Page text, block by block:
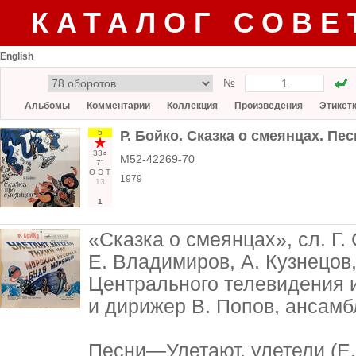
КАТАЛОГ
English
№
Альбомы Комментарии Коллекция Произведения
5
33○
7"
О Э Т
13
1
Р. Бойко. Сказка о смеянцах.
М52-42269-70
1979
«Сказка о смеянцах», сл. Г.
Е. Владимиров, А.
Центрального телевидения
и дирижер В. Попов,
Песни—Улетают, улетели